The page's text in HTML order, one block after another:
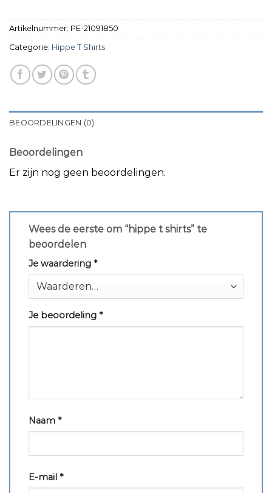
Artikelnummer: PE-21091850
Categorie: Hippe T Shirts
BEOORDELINGEN (0)
Beoordelingen
Er zijn nog geen beoordelingen.
Wees de eerste om “hippe t shirts” te
beoordelen
Je waardering *
Je beoordeling *
Naam *
E-mail *